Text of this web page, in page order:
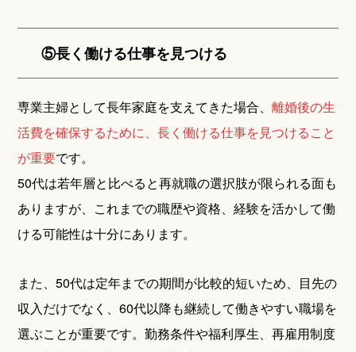
⑤長く働ける仕事を見つける
専業主婦として長年家庭を支えてきた場合、離婚後の生
活費を確保するために、長く働ける仕事を見つけること
が重要です。
50代は若年層と比べると再就職の選択肢が限られる面も
ありますが、これまでの職歴や資格、経験を活かして働
ける可能性は十分にあります。
また、50代は定年までの期間が比較的短いため、目先の
収入だけでなく、60代以降も継続して働きやすい職場を
選ぶことが重要です。勤務条件や福利厚生、再雇用制度